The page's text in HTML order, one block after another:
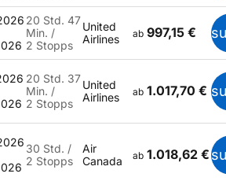
20 Std. 47
Min. /
2 Stopps
United
Airlines
ab 997,15 €
20 Std. 37
Min. /
2 Stopps
United
Airlines
ab 1.017,70 €
30 Std. /
2 Stopps
Air
Canada
ab 1.018,62 €